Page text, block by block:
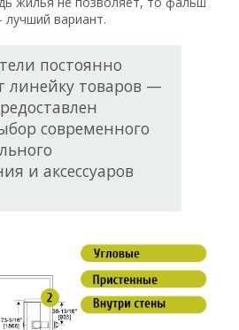
вариант.
постоянно
линейку товаров —
современного
и аксессуаров